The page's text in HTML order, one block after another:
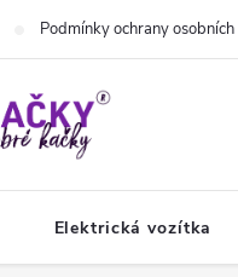
Podmínky ochrany
Elektrická vozítka